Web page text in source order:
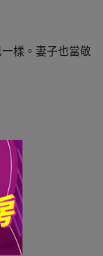
樣。妻子也當敬